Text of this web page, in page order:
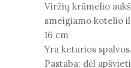
Viržių krūmelio
smeigiamo kotelio
16 cm
Yra keturios spalvos.
Pastaba: dėl